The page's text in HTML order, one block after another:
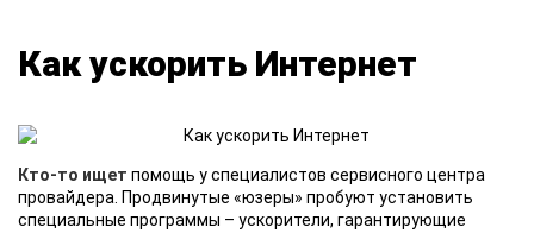
Как ускорить Интернет
Кто-то ищет помощь у специалистов сервисного центра
провайдера. Продвинутые «юзеры» пробуют установить
специальные программы – ускорители, гарантирующие